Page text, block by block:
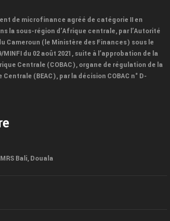
de microfinance agréé de catégorie II en
la sous-région d’Afrique centrale, par l’Autorité
Cameroun (le Ministère des Finances) sous le
MINFI du 02 août 2021, suite à l’approbation de la
Centrale (COBAC), organe de régulation de la
(BEAC), par la décision COBAC n° D-
Bali, Douala